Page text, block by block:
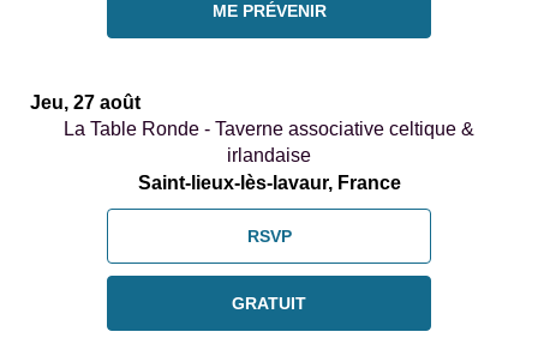
ME PRÉVENIR
Jeu, 27 août
La Table Ronde - Taverne associative celtique &
irlandaise
Saint-lieux-lès-lavaur, France
RSVP
GRATUIT